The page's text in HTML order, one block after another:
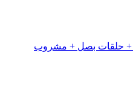
+ حلقات بصل + مشروب